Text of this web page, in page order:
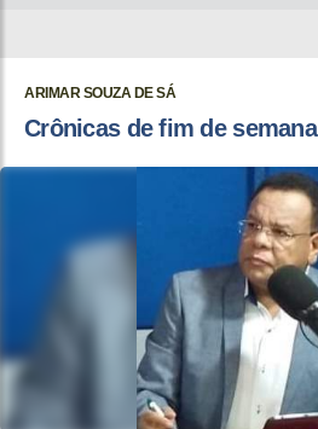
ARIMAR SOUZA DE SÁ
Crônicas de fim de semana